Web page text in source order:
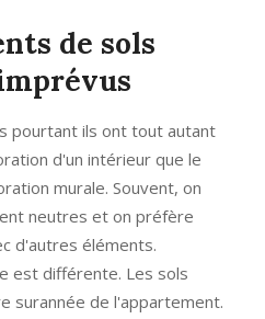
de sols
pourtant ils ont tout autant
d'un intérieur que le
murale. Souvent, on
neutres et on préfère
d'autres éléments.
est différente. Les sols
surannée de l'appartement.